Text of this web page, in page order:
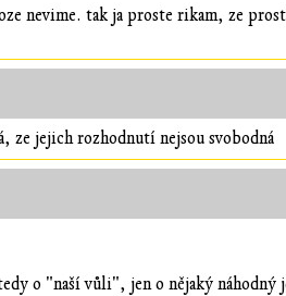
nevime. tak ja proste rikam, ze
ze jejich rozhodnutí nejsou svobodná
o "naší vůli", jen o nějaký náhodný